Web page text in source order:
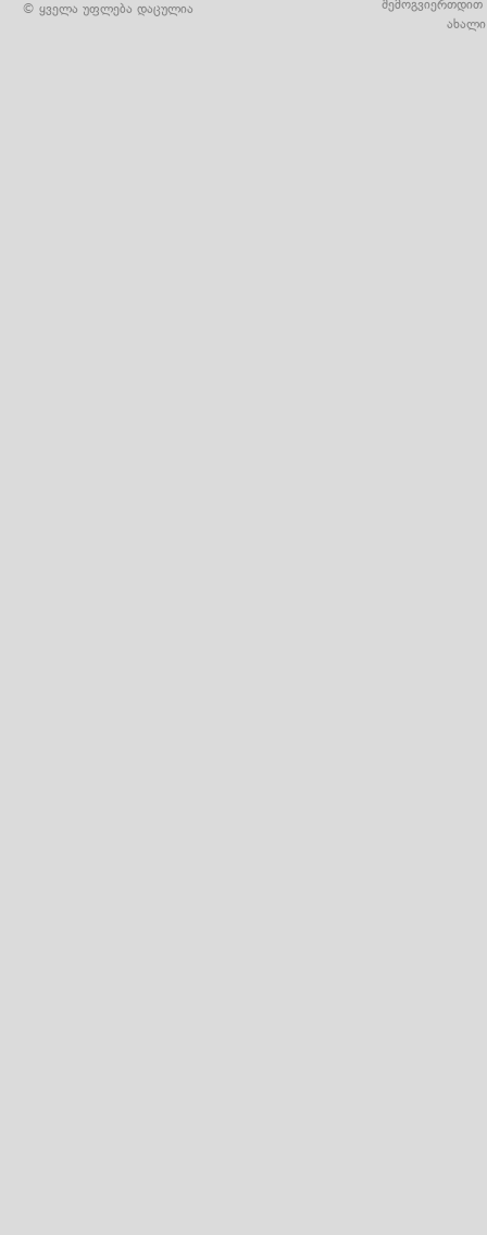
© ყველა უფლება დაცულია
შემოგვიერთდით
ახალი